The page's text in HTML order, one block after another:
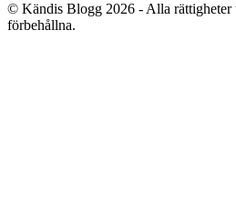
© Kändis Blogg 2026 - Alla rättigheter
förbehållna.